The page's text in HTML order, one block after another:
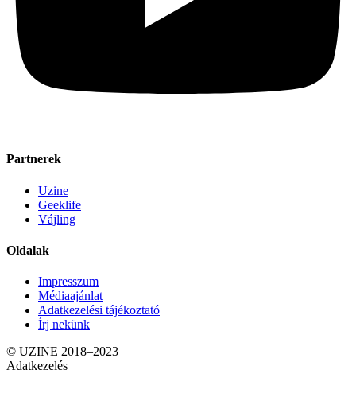
Partnerek
Uzine
Geeklife
Vájling
Oldalak
Impresszum
Médiaajánlat
Adatkezelési tájékoztató
Írj nekünk
© UZINE 2018–2023
Adatkezelés